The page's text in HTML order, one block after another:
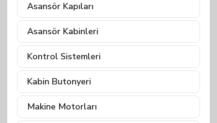
Asansör Kapıları
Asansör Kabinleri
Kontrol Sistemleri
Kabin Butonyeri
Makine Motorları